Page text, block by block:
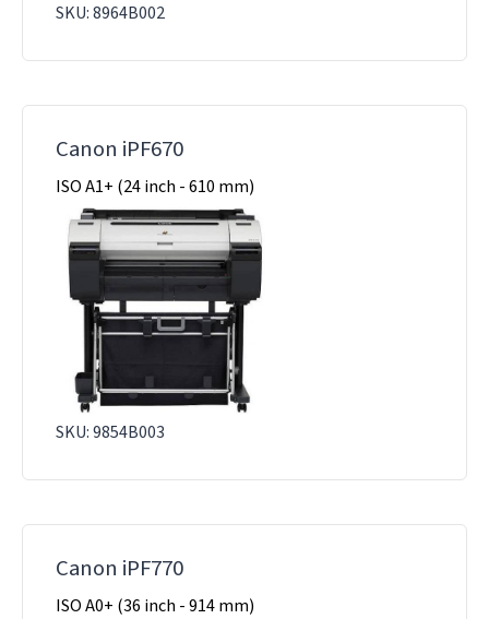
SKU: 8964B002
Canon iPF670
ISO A1+ (24 inch - 610 mm)
SKU: 9854B003
Canon iPF770
ISO A0+ (36 inch - 914 mm)